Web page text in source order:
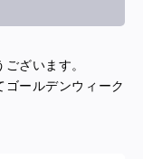
ざいます。
ールデンウィーク